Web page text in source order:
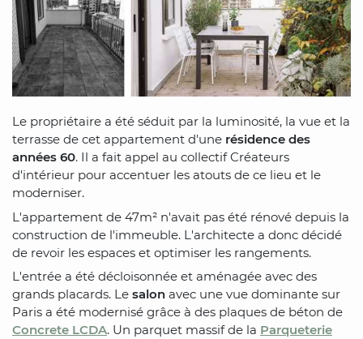
Le propriétaire a été séduit par la luminosité, la vue et la
terrasse de cet appartement d'une résidence des
années 60. Il a fait appel au collectif Créateurs
d'intérieur pour accentuer les atouts de ce lieu et le
moderniser.
L'appartement de 47m² n'avait pas été rénové depuis la
construction de l'immeuble. L'architecte a donc décidé
de revoir les espaces et optimiser les rangements.
L'entrée a été décloisonnée et aménagée avec des
grands placards. Le salon avec une vue dominante sur
Paris a été modernisé grâce à des plaques de béton de
Concrete LCDA. Un parquet massif de la Parqueterie